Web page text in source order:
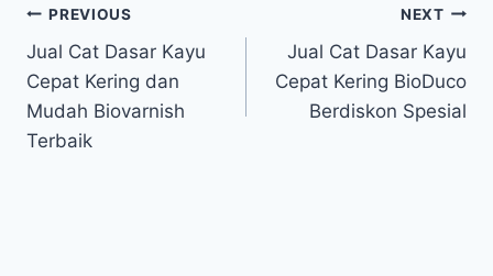
Post
navigation
PREVIOUS
Jual Cat Dasar Kayu
Cepat Kering dan
Mudah Biovarnish
Terbaik
NEXT
Jual Cat Dasar Kayu
Cepat Kering BioDuco
Berdiskon Spesial